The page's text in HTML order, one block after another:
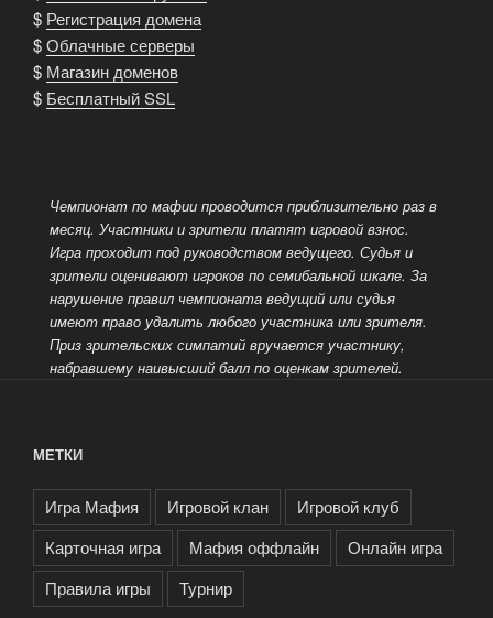
$ Регистрация домена
$Облачные серверы
$ Магазин доменов
$ Бесплатный SSL
Чемпионат по мафии проводится приблизительно раз в
месяц. Участники и зрители платят игровой взнос.
Игра проходит под руководством ведущего. Судья и
зрители оценивают игроков по семибальной шкале. За
нарушение правил чемпионата ведущий или судья
имеют право удалить любого участника или зрителя.
Приз зрительских симпатий вручается участнику,
набравшему наивысший балл по оценкам зрителей.
МЕТКИ
Игра Мафия Игровой клан
Игровой клуб
Карточная игра
Мафия оффлайн
Онлайн игра
Правила игры
Турнир